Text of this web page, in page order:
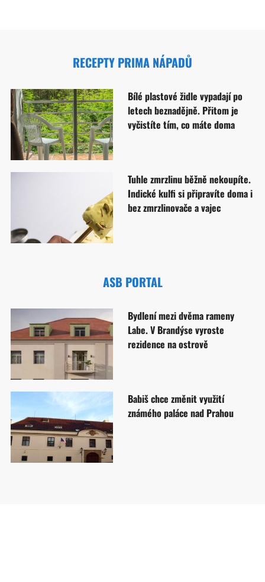
RECEPTY PRIMA NÁPADŮ
Bílé plastové židle vypadají po
letech beznadějně. Přitom je
vyčistíte tím, co máte doma
Tuhle zmrzlinu běžně nekoupíte.
Indické kulfi si připravíte doma i
bez zmrzlinovače a vajec
ASB PORTAL
Bydlení mezi dvěma rameny
Labe. V Brandýse vyroste
rezidence na ostrově
Babiš chce změnit využití
známého paláce nad Prahou